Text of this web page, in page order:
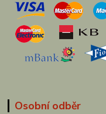
Osobní odběr